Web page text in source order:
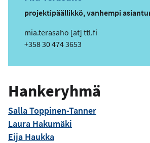
projektipäällikkö, vanhempi
s
ä
k
p
s
t
i
mia.terasaho [at] ttl.fi
Puhelin
+358 30 474 3653
Hankeryhmä
Salla Toppinen-Tanner
Laura Hakumäki
Eija Haukka